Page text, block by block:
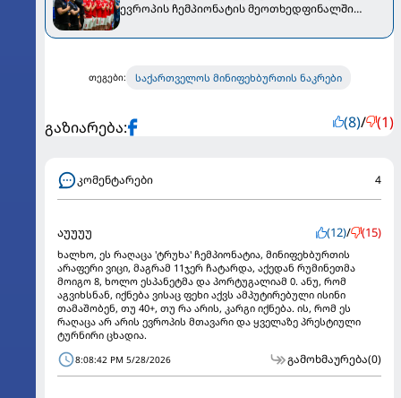
ევროპის ჩემპიონატის მეოთხედფინალში
თეგები: საქართველოს მინიფეხბურთის ნაკრები
გაზიარება: (8)/ (1)
კომენტარები 4
აუუუუ (12)/ (15)
ხალხო, ეს რაღაცა 'ტრუხა' ჩემპიონატია, მინიფეხბურთის
არაფერი ვიცი, მაგრამ 11ჯერ ჩატარდა, აქედან რუმინეთმა
მოიგო 8, ხოლო ესპანეტმა და პორტუგალიამ 0. ანუ, რომ
აგვიხსნან, იქნება ვისაც ფეხი აქვს ამპუტირებული ისინი
თამაშობენ, თუ 40+, თუ რა არის, კარგი იქნება. ის, რომ ეს
რაღაცა არ არის ევროპის მთავარი და ყველაზე პრესტიული
ტურნირი ცხადია.
8:08:42 PM 5/28/2026 გამოხმაურება(0)